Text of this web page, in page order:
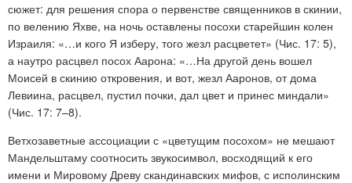
сюжет: для решения спора о первенстве священников в скинии,
по велению Яхве, на ночь оставлены посохи старейшин колен
Израиля: «…и кого Я изберу, того жезл расцветет» (Чис. 17: 5),
а наутро расцвел посох Аарона: «…На другой день вошел
Моисей в скинию откровения, и вот, жезл Ааронов, от дома
Левиина, расцвел, пустил почки, дал цвет и принес миндали»
(Чис. 17: 7–8).
Ветхозаветные ассоциации с «цветущим посохом» не мешают
Мандельштаму соотносить звукосимвол, восходящий к его
имени и Мировому Древу скандинавских мифов, с исполинским